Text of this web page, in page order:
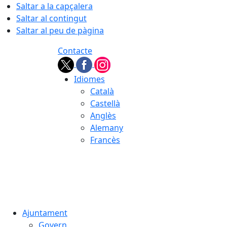
Saltar a la capçalera
Saltar al contingut
Saltar al peu de pàgina
Contacte
Idiomes
Català
Castellà
Anglès
Alemany
Francès
Ajuntament